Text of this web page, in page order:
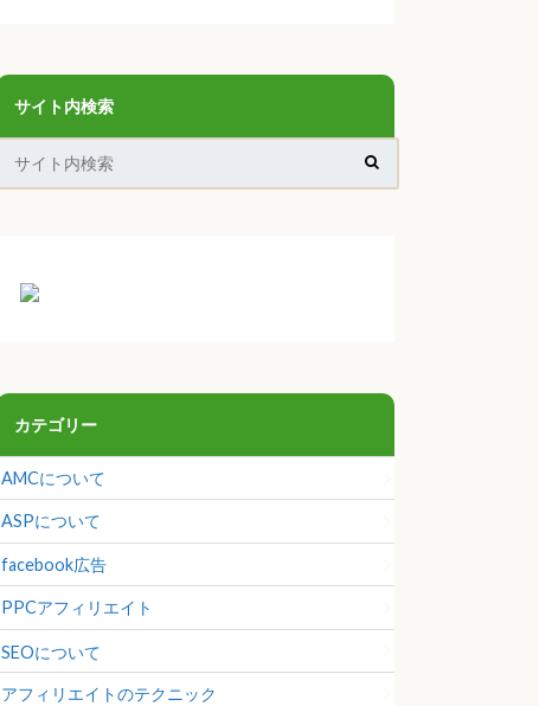
サイト内検索
カテゴリー
AMCについて
ASPについて
facebook広告
PPCアフィリエイト
SEOについて
アフィリエイトのテクニック